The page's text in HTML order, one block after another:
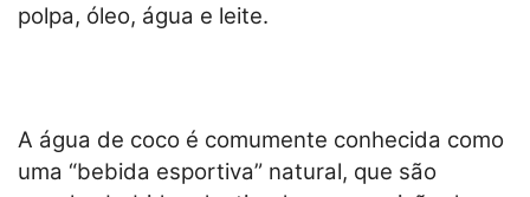
polpa, óleo, água e leite.
A água de coco é comumente conhecida como
uma “bebida esportiva” natural, que são